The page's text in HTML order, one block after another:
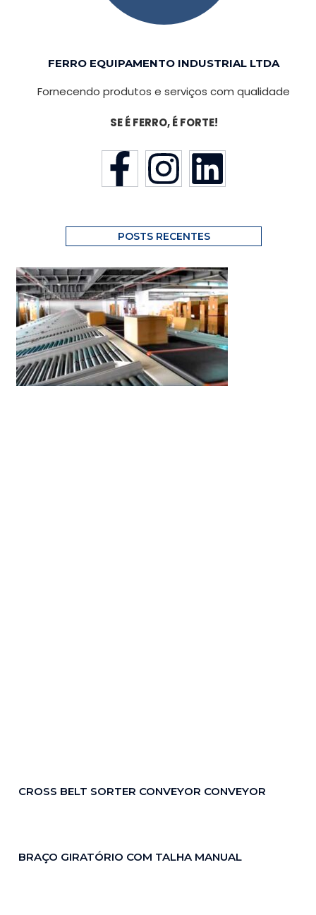
FERRO EQUIPAMENTO INDUSTRIAL LTDA
Fornecendo produtos e serviços com qualidade
SE É FERRO, É FORTE!
POSTS RECENTES
CROSS BELT SORTER CONVEYOR CONVEYOR
BRAÇO GIRATÓRIO COM TALHA MANUAL